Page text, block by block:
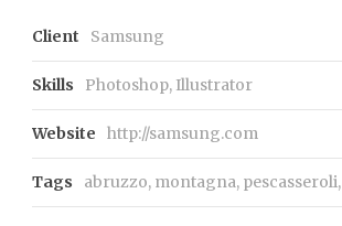
Client Samsung
Skills Photoshop, Illustrator
Website http://samsung.com
Tags abruzzo, montagna, pescasseroli,